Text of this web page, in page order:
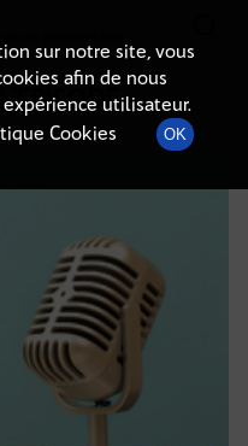
sur notre site, vous
afin de nous
utilisateur.
Cookies
OK